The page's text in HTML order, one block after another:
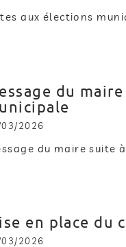
aux élections
du
2026
du maire suite
en place du
2026